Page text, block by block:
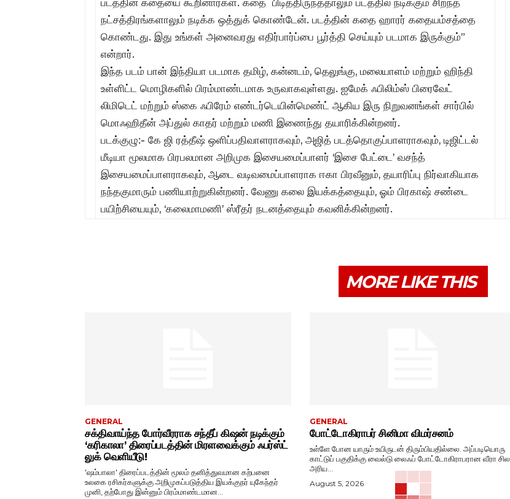
படத்தின் கதையை கூறினார்கள். கதை பிடித்திருந்ததாலும் படத்தில் நடிக்கும் சிறந்த
நட்சத்திரங்களாலும் நடிக்க ஒத்துக் கொண்டேன். படத்தின் கதை ஹாரர் கதையம்சத்தை
கொண்டது. இது உங்கள் அனைவரது எதிர்பார்ப்பை பூர்த்தி செய்யும் படமாக இருக்கும்”
என்றார்.
இந்த படம் பான் இந்தியா படமாக தமிழ், கன்னடம், தெலுங்கு, மலையாளம் மற்றும் ஹிந்தி
உள்ளிட்ட மொழிகளில் பிரம்மாண்டமாக உருவாகவுள்ளது. ஐமேக் ஃபிலிம்ஸ் பிரைவேட்
லிமிடெட் மற்றும் ஸ்கை ஃபிரேம் எண்டர்டெயின்மெண்ட் ஆகிய இரு நிறுவனங்கள் சார்பில்
மொஃஹிதீன் அப்துல் காதர் மற்றும் மணி இணைந்து தயாரிக்கின்றனர்.
படக்குழு:- கே ஜி ரத்தீஷ் ஒளிப்பதிவாளராகவும், அஜித் படத்தொகுப்பாளராகவும், டிஜிட்டல்
மீடியா மூலமாக பிரபலமான அறிமுக இசையமைப்பாளர் ‘இசை பேட்டை’ வசந்த்
இசையமைப்பாளராகவும், ஆடை வடிவமைப்பாளராக ஈகா பிரவீனும், தயாரிப்பு நிர்வாகியாக
நந்தகுமாரும் பணியாற்றுகின்றனர். வேணு கலை இயக்கத்தையும், ஓம் பிரகாஷ் சண்டை
பயிற்சியையும், ‘கலைமாமணி’ ஸ்ரீதர் நடனத்தையும் கவனிக்கின்றனர்.
MORE LIKE THIS
GENERAL
சக்திவாய்ந்த போர்வீரராக சந்தீப் கிஷன் நடிக்கும்
‘கரிகாலா’ திரைப்படத்தின் மிரளவைக்கும் ஃபர்ஸ்ட்
லுக் வெளியீடு!
'ஷம்பாலா' திரைப்படத்தின் மூலம் தனித்துவமான கற்பனை
உலகை ரசிகர்களுக்கு அறிமுகப்படுத்திய இயக்குநர் யுகேந்தர்
முனி, தற்போது இன்னும் பிரம்மாண்டமான...
GENERAL
போட்டோகிராபர் சினிமா விமர்சனம்
உள்ளே போன யாரும் உயிருடன் திரும்பியதில்லை. அப்படியொரு
காட்டுப் பகுதிக்கு வைல்டு லைஃப் போட்டோகிராபரான வீரா சில
அரிய...
August 5, 2026